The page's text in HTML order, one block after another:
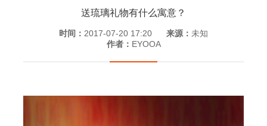
送琉璃礼物有什么寓意？
时间： 2017-07-20 17:20 来源： 未知
作者： EYOOA